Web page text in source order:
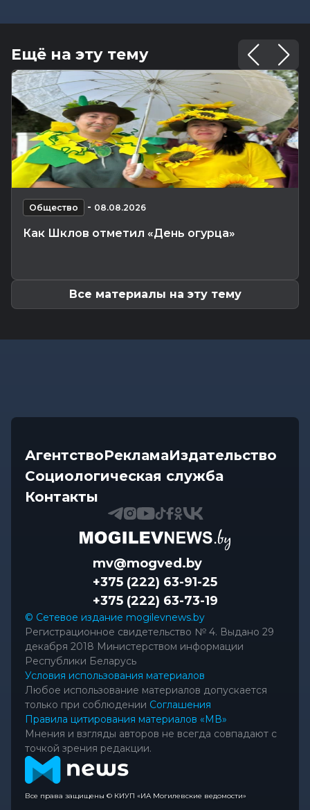
Смертельное ДТП в Белыничском районе:
мотоциклист погиб на месте
Общество -08.08.2026 15:00
Погода 9 августа в Могилевской области: без
осадков и комфортные...
Видеоновости -08.08.2026 10:04
Готовим вкусно | медальоны из говядины, салат
с баклажанами, заливной...
Калейдоскоп 08.08.2026 06:30
Что приготовили звезды на 9 августа:
инструкции по управлению судьбой
Главное -07.08.2026 20:30
Ещё на эту тему
Общество - 08.08.2026
Как Шклов отметил «День огурца»
Все материалы на эту тему
АгентствоРекламаИздательство
Социологическая служба
Контакты
mv@mogved.by
+375 (222) 63-91-25
+375 (222) 63-73-19
© Сетевое издание mogilevnews.by
Регистрационное свидетельство № 4. Выдано 29
декабря 2018 Министерством информации
Республики Беларусь
Условия использования материалов
Любое использование материалов допускается
только при соблюдении Соглашения
Правила цитирования материалов «МВ»
Мнения и взгляды авторов не всегда совпадают с
точкой зрения редакции.
Все права защищены © КИУП «ИА Могилевские ведомости»